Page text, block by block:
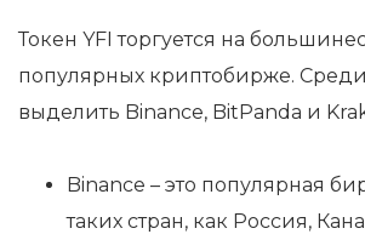
Токен YFI торгуется на
популярных криптобирже.
выделить Binance, BitPanda и
Binance – это популярная
таких стран, как Россия,